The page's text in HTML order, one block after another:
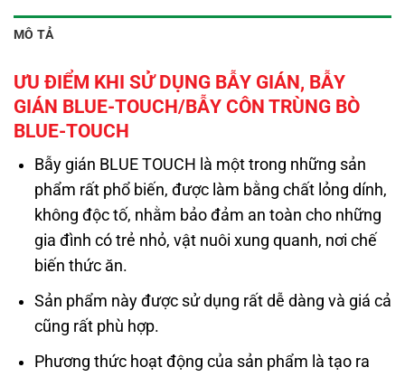
MÔ TẢ
ƯU ĐIỂM KHI SỬ DỤNG BẪY GIÁN, BẪY
GIÁN BLUE-TOUCH/BẪY CÔN TRÙNG BÒ
BLUE-TOUCH
Bẫy gián BLUE TOUCH là một trong những sản
phẩm rất phổ biến, được làm bằng chất lỏng dính,
không độc tố, nhằm bảo đảm an toàn cho những
gia đình có trẻ nhỏ, vật nuôi xung quanh, nơi chế
biến thức ăn.
Sản phẩm này được sử dụng rất dễ dàng và giá cả
cũng rất phù hợp.
Phương thức hoạt động của sản phẩm là tạo ra